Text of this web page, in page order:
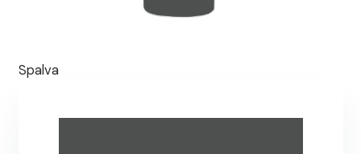
Spalva